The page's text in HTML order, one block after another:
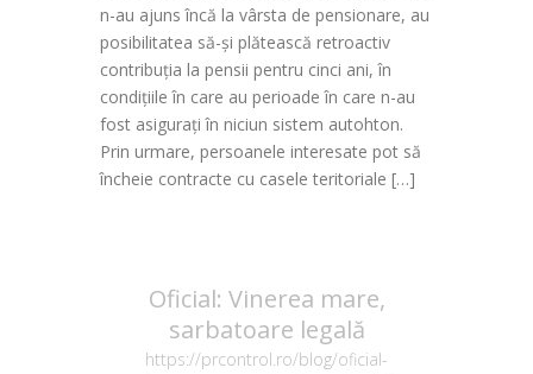
n-au ajuns încă la vârsta de pensionare, au
posibilitatea să-și plătească retroactiv
contribuția la pensii pentru cinci ani, în
condițiile în care au perioade în care n-au
fost asigurați în niciun sistem autohton.
Prin urmare, persoanele interesate pot să
încheie contracte cu casele teritoriale […]
Oficial: Vinerea mare,
sarbatoare legală
https://prcontrol.ro/blog/oficial-